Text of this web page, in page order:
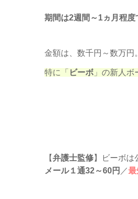
期間は2週間～1ヵ月程度
金額は、数千円～数万円。
特に「 ビーボ 」の新人ボ
【弁護士監修】ビーボは
メール１通32～60円 ／最